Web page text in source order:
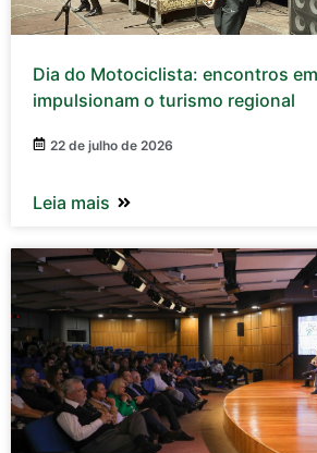
Dia do Motociclista: encontros
impulsionam o turismo regional
22 de julho de 2026
Leia mais